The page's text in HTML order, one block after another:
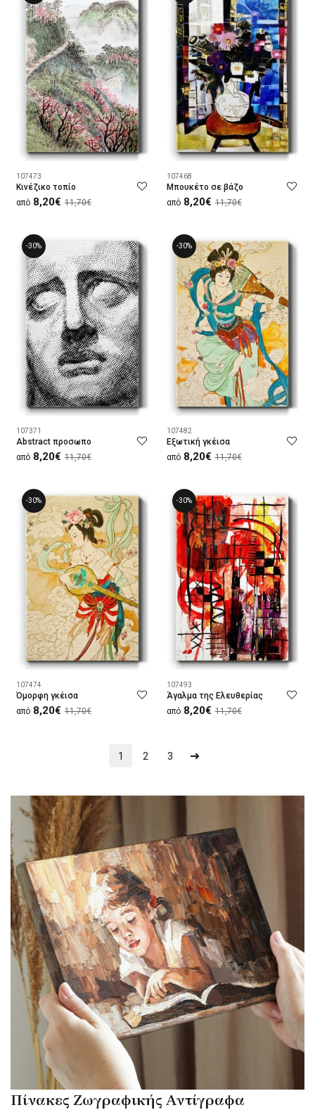
107473
Κινέζικο τοπίο
από 8,20€ 11,70€
107468
Μπουκέτο σε βάζο
από 8,20€ 11,70€
-30%
107371
Abstract προσωπο
από 8,20€ 11,70€
-30%
107482
Εξωτική γκέισα
από 8,20€ 11,70€
-30%
107474
Όμορφη γκέισα
από 8,20€ 11,70€
-30%
107493
Άγαλμα της Ελευθερίας
από 8,20€ 11,70€
1 2 3
Πίνακες Ζωγραφικής Αντίγραφα